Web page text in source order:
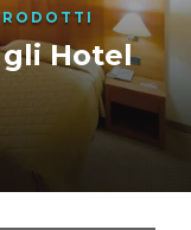
Hotel